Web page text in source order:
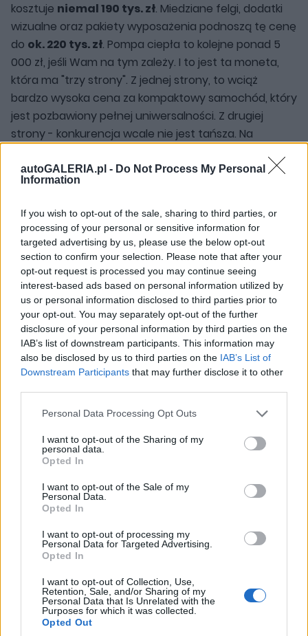
autoGALERIA.pl - Do Not Process My Personal
Information
If you wish to opt-out of the sale, sharing to third parties, or
processing of your personal or sensitive information for
targeted advertising by us, please use the below opt-out
section to confirm your selection. Please note that after your
opt-out request is processed you may continue seeing
interest-based ads based on personal information utilized by
us or personal information disclosed to third parties prior to
your opt-out. You may separately opt-out of the further
disclosure of your personal information by third parties on the
IAB’s list of downstream participants. This information may
also be disclosed by us to third parties on the IAB’s List of
Downstream Participants that may further disclose it to other
Please note that this website/app uses one or more Google
not limited to your visit or usage behaviour. You may click to
grant or deny consent to Google and its third-party tags to
use your data for below specified purposes in below Google
consent section.
Personal Data Processing Opt Outs
I want to opt-out of the Sharing of my
personal data.
Opted In
I want to opt-out of the Sale of my
Personal Data.
Opted In
I want to opt-out of processing my
Personal Data for Targeted Advertising.
Opted In
I want to opt-out of Collection, Use,
Retention, Sale, and/or Sharing of my
Personal Data that Is Unrelated with the
Purposes for which it was collected.
Opted Out
kosztuje niemal 190 tys. zł. Miedziane felgi, dodatki
wizualne oraz pakiety wyposażenia podnoszą tę cenę
do ok. 220 tys. zł. Pompa ciepła to kolejne ponad 5
000 zł, jeśli Wam na tym zależy. I to jest ta moneta,
która ma "trzy strony". Z jednej strony, to wciąż
bardzo wysoka cena za kompaktowy samochód, który
jest pozbawiony pełnej uniwersalności. Z drugiej
strony - konkurencja wcale nie jest tańsza. Na
kosztować (wersja GT-Line) 237 900 zł (plus
pompa za 4 500 zł)
A, no i oczywiście Volkswagen ID.3 nie byłby sobą,
gdyby kilka razy nie "wypluł" jakiegoś losowego błędu,
który po ponownym uruchomieniu zniknął.
Zobacz 36 zdjęć
Podsumowanie
lepszy. Okazał się to być całkiem wygodny, dobrze
prowadzący się samochód, który jak trzeba potrafi
być oszczędny. Ma tylko bardzo słabą ergonomię i